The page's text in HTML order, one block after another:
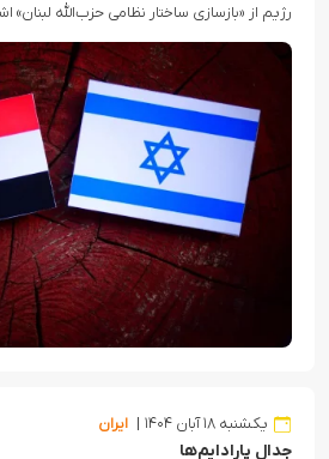
رژیم از «بازسازی ساختار نظامی حزب‌الله لبنان»
یکشنبه ۱۸ آبان ۱۴۰۴ ایران
جدال پارادایم‌ها